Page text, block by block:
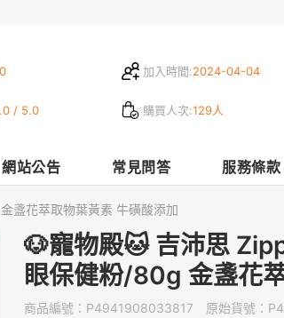
加入時間:2024-04-04
/ 5.0 購買人次:129人
網站公告 常見問答 服務條款
盞花萃取物葉黃素 牛磺酸添加
🐶寵物殿🐱 吉沛思
眼保健粉/80g 金盞花
商品編號： P4941908033817 原始貨號：